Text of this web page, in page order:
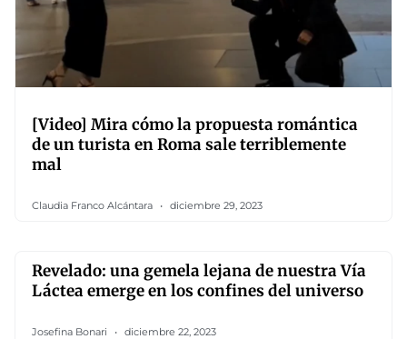
[Video] Mira cómo la propuesta romántica
de un turista en Roma sale terriblemente
mal
Claudia Franco Alcántara diciembre 29, 2023
Revelado: una gemela lejana de nuestra Vía
Láctea emerge en los confines del universo
Josefina Bonari diciembre 22, 2023